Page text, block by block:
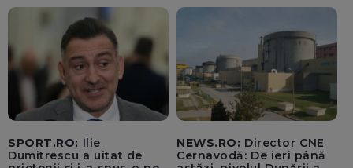
SPORT.RO: Ilie
Dumitrescu a uitat de
NEWS.RO: Director CNE
Cernavodă: De ieri până